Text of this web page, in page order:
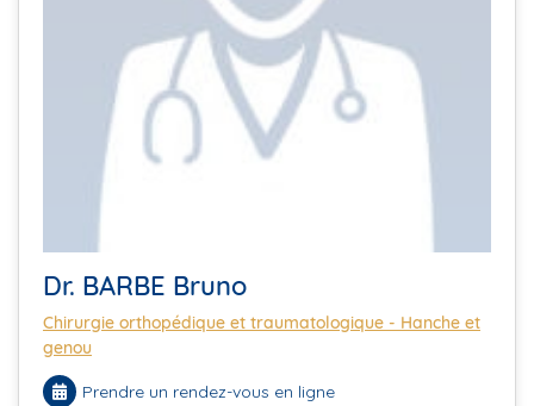
Dr. BARBE Bruno
Chirurgie orthopédique et traumatologique - Hanche et
genou
Prendre un rendez-vous en ligne